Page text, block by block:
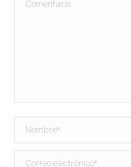
Nombre *
Correo electrónico *